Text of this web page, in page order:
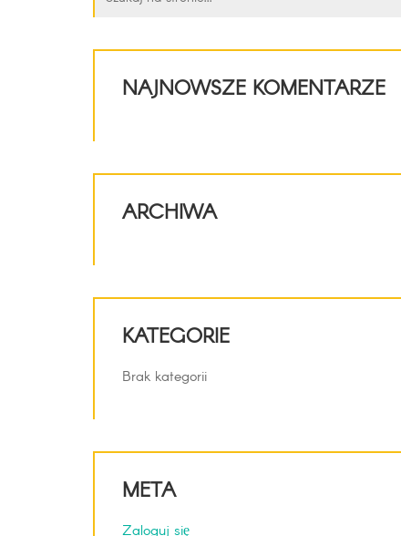
NAJNOWSZE KOMENTARZE
ARCHIWA
KATEGORIE
Brak kategorii
META
Zaloguj się